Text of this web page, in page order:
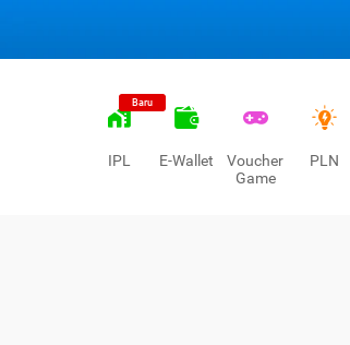
Baru
IPL E-Wallet
Voucher
Game
PLN